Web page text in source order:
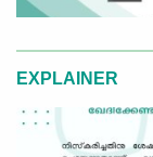
EXPLAINER